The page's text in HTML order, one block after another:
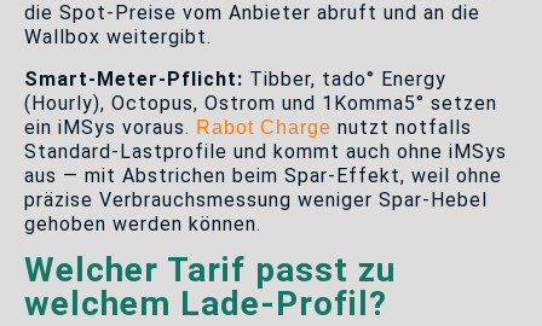
die Spot-Preise vom Anbieter abruft und an die
Wallbox weitergibt.
Smart-Meter-Pflicht: Tibber, tado° Energy
(Hourly), Octopus, Ostrom und 1Komma5° setzen
ein iMSys voraus. Rabot Charge nutzt notfalls
Standard-Lastprofile und kommt auch ohne iMSys
aus — mit Abstrichen beim Spar-Effekt, weil ohne
präzise Verbrauchsmessung weniger Spar-Hebel
gehoben werden können.
Welcher Tarif passt zu
welchem Lade-Profil?